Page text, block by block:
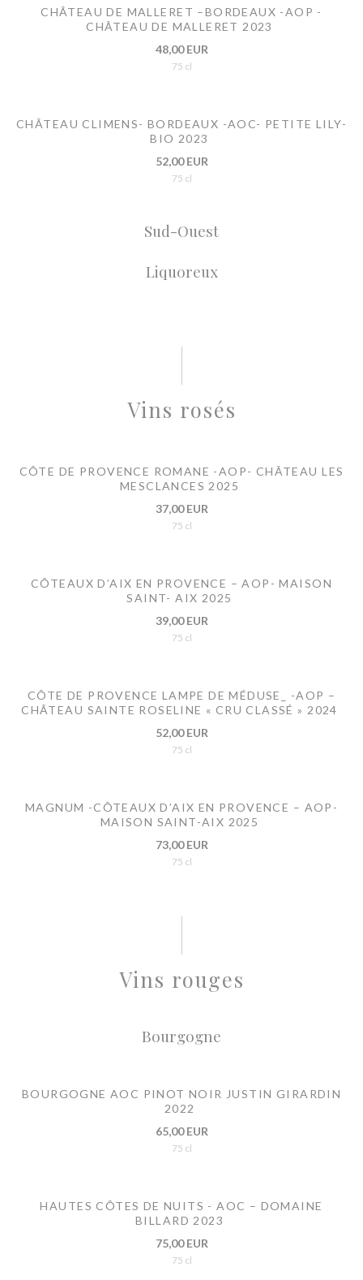
CHÂTEAU DE MALLERET –BORDEAUX -AOP -
CHÂTEAU DE MALLERET 2023
48,00 EUR
75 cl
CHÂTEAU CLIMENS- BORDEAUX -AOC- PETITE LILY-
BIO 2023
52,00 EUR
75 cl
Sud-Ouest
Liquoreux
Vins rosés
CÔTE DE PROVENCE ROMANE -AOP- CHÂTEAU LES
MESCLANCES 2025
37,00 EUR
75 cl
CÔTEAUX D’AIX EN PROVENCE – AOP- MAISON
SAINT- AIX 2025
39,00 EUR
75 cl
CÔTE DE PROVENCE LAMPE DE MÉDUSE_ -AOP –
CHÂTEAU SAINTE ROSELINE « CRU CLASSÉ » 2024
52,00 EUR
75 cl
MAGNUM -CÔTEAUX D’AIX EN PROVENCE – AOP-
MAISON SAINT-AIX 2025
73,00 EUR
75 cl
Vins rouges
Bourgogne
BOURGOGNE AOC PINOT NOIR JUSTIN GIRARDIN
2022
65,00 EUR
75 cl
HAUTES CÔTES DE NUITS - AOC – DOMAINE
BILLARD 2023
75,00 EUR
75 cl